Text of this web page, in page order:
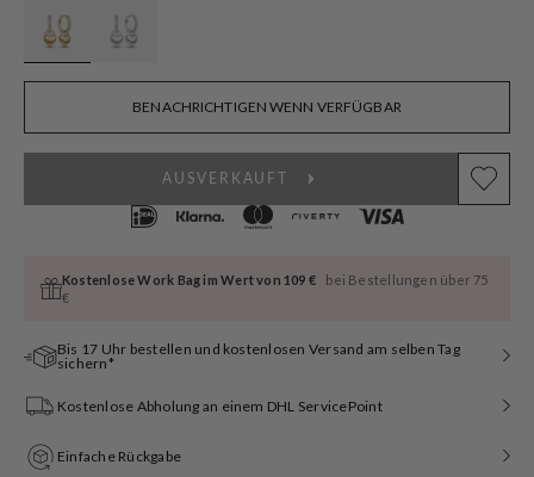
BENACHRICHTIGEN WENN VERFÜGBAR
AUSVERKAUFT
Kostenlose Work Bag im Wert von 109 €
bei Bestellungen über 75
€
Bis 17 Uhr bestellen und kostenlosen Versand am selben Tag
sichern*
Kostenlose Abholung an einem DHL ServicePoint
Einfache Rückgabe